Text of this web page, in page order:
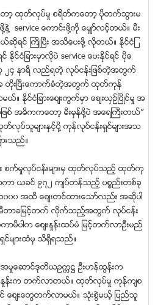
ထုတ္လုပ္မႈ စရိတ္ကေတာ့ ပုိတက္သြားမ
service ေကာင္းဖုိ႔ကုိ ေမွ်ာ္လင့္တယ္။ မီး
ဆုိရင္ ႀကိဳၿပီး အသိေပးဖုိ႔ လုိတယ္။ ႏုိင္ငံျ
င္ငံျခားမွာလုိပဲ service ေပးႏုိင္ရင္ ပုိေ
၂၄ နာရီ လည္ရတဲ့ လုပ္ငန္းျဖစ္တဲ့အတြက္
ခ တုိးၿပီးေကာက္ခံတဲ့အတြက္ ထုတ္ကုန္
ႏုိင္ငံျခားေစ်းကြက္မွာ ေစ်းယွဥ္ၿပိဳင္မႈ အ
ဖစ္ အဓိကကေတာ့ မီးမွန္ဖုိ႔ပဲ အေရႀကီးတယ္”
တ္လုပ္သူမ်ားႏွင့္ပုိ႔ ကုန္လုပ္ငန္းရွင္မ်ားအသ
ားသည္။
း စက္မႈလုပ္ငန္းမ်ားမွ ထုတ္လုပ္သည့္ ထုတ္ကု
ာကာ ယခင္ ၉၇၂ က်ပ္တန္သည့္ ပစၥည္းတစ္ခု
၀၀ အထိ ေစ်းတင္ထားေသာ္လည္း အဆိုပါ
မီတာချမင့္တက္ လိုက္သည့္အတြက္ လုပ္ငန္း
ာမိပါက ေစ်းႏႈန္းထပ္မံ ျမင့္တက္လာဦးမည္
ရွင္မ်ားထံမွ သိရွိရသည္။
မွ အမႈေဆာင္ဒုတိယဥကၠ႒ ဦးဟန္ထြန္းက
ႏႈန္းက တက္လာတယ္။ ထုတ္လုပ္မႈ ကုန္က်စ
ေစ်းေတြတက္လာမယ္။ သုံးစြဲမယ့္ ျပည္သူ